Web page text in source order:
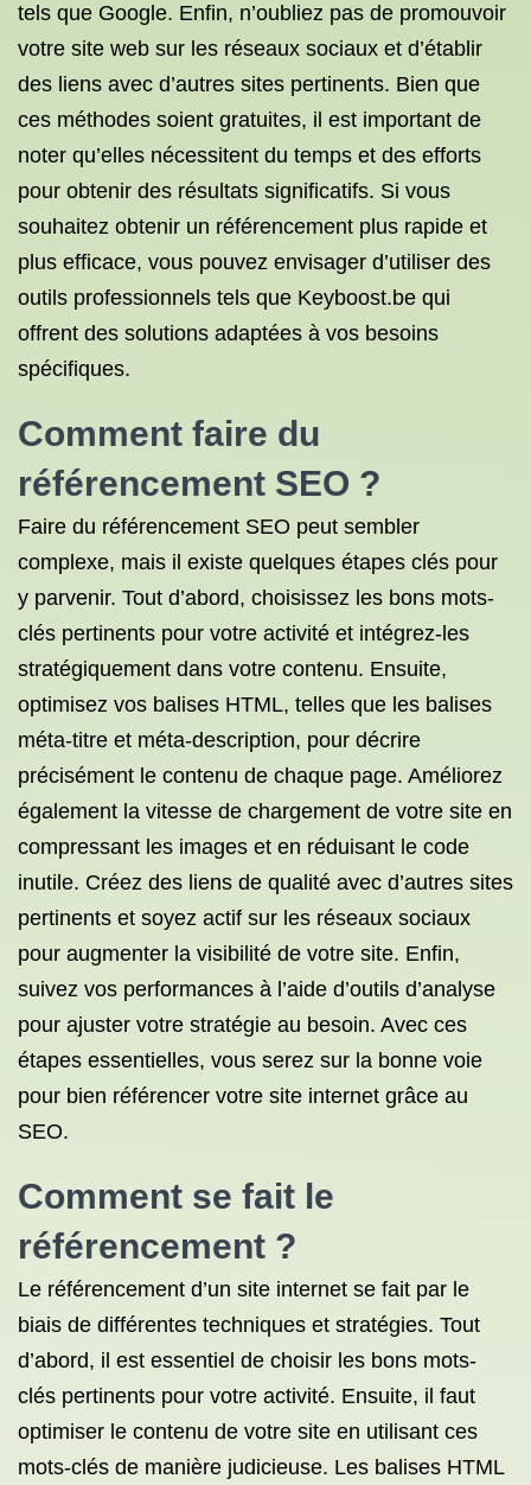
tels que Google. Enfin, n’oubliez pas de promouvoir
votre site web sur les réseaux sociaux et d’établir
des liens avec d’autres sites pertinents. Bien que
ces méthodes soient gratuites, il est important de
noter qu’elles nécessitent du temps et des efforts
pour obtenir des résultats significatifs. Si vous
souhaitez obtenir un référencement plus rapide et
plus efficace, vous pouvez envisager d’utiliser des
outils professionnels tels que Keyboost.be qui
offrent des solutions adaptées à vos besoins
spécifiques.
Comment faire du
référencement SEO ?
Faire du référencement SEO peut sembler
complexe, mais il existe quelques étapes clés pour
y parvenir. Tout d’abord, choisissez les bons mots-
clés pertinents pour votre activité et intégrez-les
stratégiquement dans votre contenu. Ensuite,
optimisez vos balises HTML, telles que les balises
méta-titre et méta-description, pour décrire
précisément le contenu de chaque page. Améliorez
également la vitesse de chargement de votre site en
compressant les images et en réduisant le code
inutile. Créez des liens de qualité avec d’autres sites
pertinents et soyez actif sur les réseaux sociaux
pour augmenter la visibilité de votre site. Enfin,
suivez vos performances à l’aide d’outils d’analyse
pour ajuster votre stratégie au besoin. Avec ces
étapes essentielles, vous serez sur la bonne voie
pour bien référencer votre site internet grâce au
SEO.
Comment se fait le
référencement ?
Le référencement d’un site internet se fait par le
biais de différentes techniques et stratégies. Tout
d’abord, il est essentiel de choisir les bons mots-
clés pertinents pour votre activité. Ensuite, il faut
optimiser le contenu de votre site en utilisant ces
mots-clés de manière judicieuse. Les balises HTML